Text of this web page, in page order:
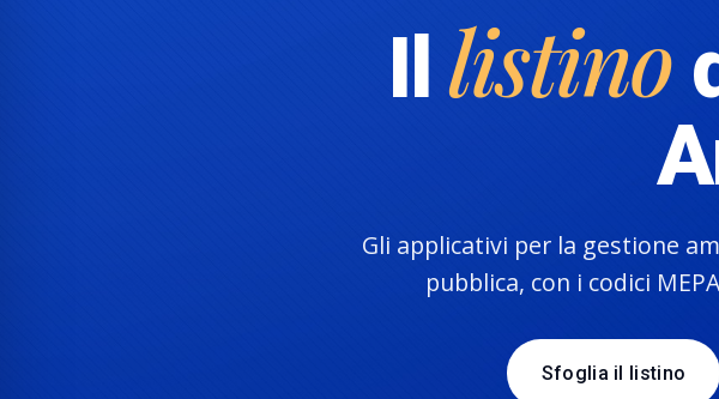
Illistino
Gli applicativi per la gestione
pubblica, con i codici
Sfoglia il listino